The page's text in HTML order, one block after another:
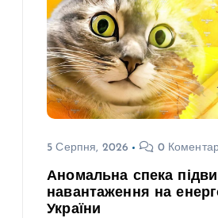
5 Серпня, 2026 0
Аномальна спека
навантаження на
України